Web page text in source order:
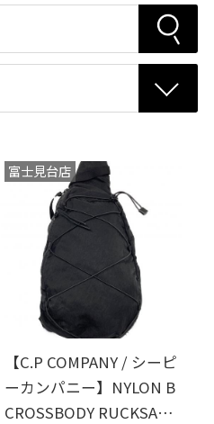
富士見台店
【C.P COMPANY / シーピ
ーカンパニー】NYLON B
CROSSBODY RUCKSACK